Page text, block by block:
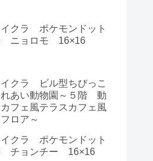
クラ ポケモンドット
ニョロモ 16×16
クラ ビル型ちびっこ
あい動物園～５階 動
フェ風テラスカフェ風
ロア～
クラ ポケモンドット
チョンチー 16×16